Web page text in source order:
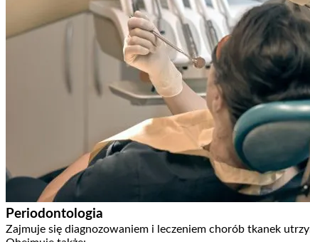
Periodontologia
Zajmuje się diagnozowaniem i leczeniem chorób tkanek